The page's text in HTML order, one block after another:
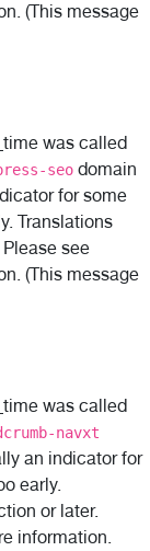
(This message
was called
seo domain
for some
Translations
see
(This message
was called
navxt
an indicator for
early.
or later.
information.